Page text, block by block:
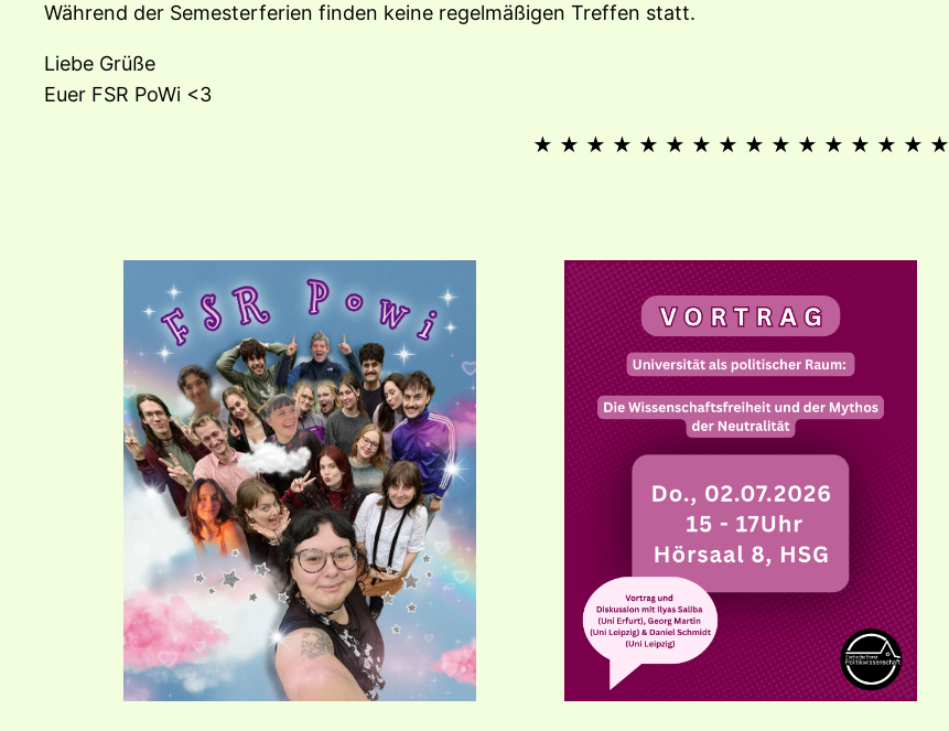
Während der Semesterferien finden keine regelmäßigen Treffen statt.
Liebe Grüße
Euer FSR PoWi <3
★ ★ ★ ★ ★ ★ ★ ★ ★ ★ ★ ★ ★ ★ ★ ★